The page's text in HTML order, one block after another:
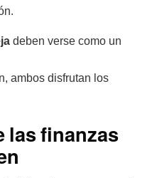
deben verse como un
ambos disfrutan los
las finanzas